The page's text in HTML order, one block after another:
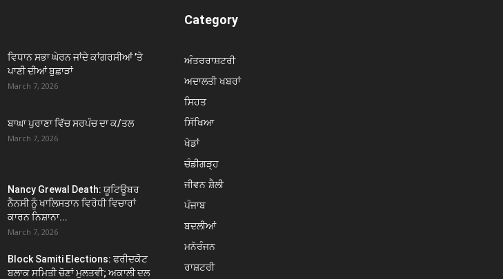
ਵਿਧਾਨ ਸਭਾ ਘੇਰਨ ਜਾਂਦੇ ਕਾਂਗਰਸੀਆਂ ’ਤੇ
ਪਾਣੀ ਦੀਆਂ ਬੁਛਾੜਾਂ
March 7, 2026
ਬਾਘਾ ਪੁਰਾਣਾ ਵਿੱਚ ਸਰਪੰਚ ਦਾ ਕ/ਤਲ
March 7, 2026
Nancy Grewal Death: ਯੂਟਿਊਬਰ
ਨੈਨਸੀ ਨੂੰ ਖਾਲਿਸਤਾਨ ਵਿਰੋਧੀ ਵਿਚਾਰਾਂ
ਕਾਰਨ ਨਿਸ਼ਾਨਾ...
March 7, 2026
Block Samiti Elections: ਫਰੀਦਕੋਟ
ਬਲਾਕ ਸਮਿਤੀ ਚੋਣਾਂ ਮੁਲਤਵੀ; ਅਕਾਲੀ ਦਲ
Category
ਅੰਤਰਰਾਸ਼ਟਰੀ
ਅਦਾਲਤੀ ਖਬਰਾਂ
ਸਿਹਤ
ਸਿੱਖਿਆ
ਖੇਡਾਂ
ਚੰਡੀਗੜ੍ਹ
ਜੀਵਨ ਸ਼ੈਲੀ
ਪੰਜਾਬ
ਬਦਲੀਆਂ
ਮਨੋਰੰਜਨ
ਰਾਸ਼ਟਰੀ